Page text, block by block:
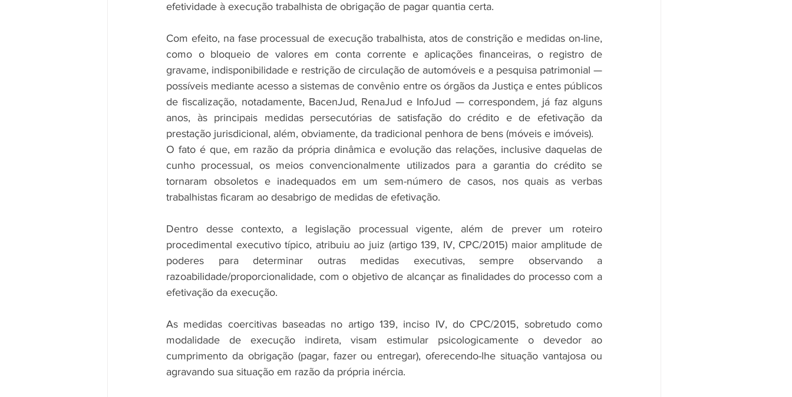
efetividade à execução trabalhista de obrigação de pagar quantia certa.
Com efeito, na fase processual de execução trabalhista, atos de constrição e medidas on-line,
como o bloqueio de valores em conta corrente e aplicações financeiras, o registro de
gravame, indisponibilidade e restrição de circulação de automóveis e a pesquisa patrimonial —
possíveis mediante acesso a sistemas de convênio entre os órgãos da Justiça e entes públicos
de fiscalização, notadamente, BacenJud, RenaJud e InfoJud — correspondem, já faz alguns
anos, às principais medidas persecutórias de satisfação do crédito e de efetivação da
prestação jurisdicional, além, obviamente, da tradicional penhora de bens (móveis e imóveis).
O fato é que, em razão da própria dinâmica e evolução das relações, inclusive daquelas de
cunho processual, os meios convencionalmente utilizados para a garantia do crédito se
tornaram obsoletos e inadequados em um sem-número de casos, nos quais as verbas
trabalhistas ficaram ao desabrigo de medidas de efetivação.
Dentro desse contexto, a legislação processual vigente, além de prever um roteiro
procedimental executivo típico, atribuiu ao juiz (artigo 139, IV, CPC/2015) maior amplitude de
poderes para determinar outras medidas executivas, sempre observando a
razoabilidade/proporcionalidade, com o objetivo de alcançar as finalidades do processo com a
efetivação da execução.
As medidas coercitivas baseadas no artigo 139, inciso IV, do CPC/2015, sobretudo como
modalidade de execução indireta, visam estimular psicologicamente o devedor ao
cumprimento da obrigação (pagar, fazer ou entregar), oferecendo-lhe situação vantajosa ou
agravando sua situação em razão da própria inércia.